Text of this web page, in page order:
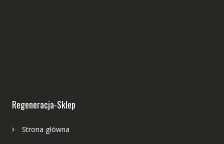
Regeneracja-Sklep
Strona główna